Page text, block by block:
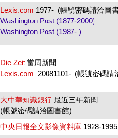
Lexis.com 1977- (帳號密碼請洽圖
Washington Post (1877-2000)
Washington Post (1987- )
Die Zeit 當周新聞
Lexis.com 20081101- (帳號密碼請
大中華知識銀行 最近三年新聞
(帳號密碼請洽圖書館)
中央日報全文影像資料庫 1928-1995